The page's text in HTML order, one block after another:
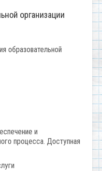
организации
образовательной
и
процесса. Доступная